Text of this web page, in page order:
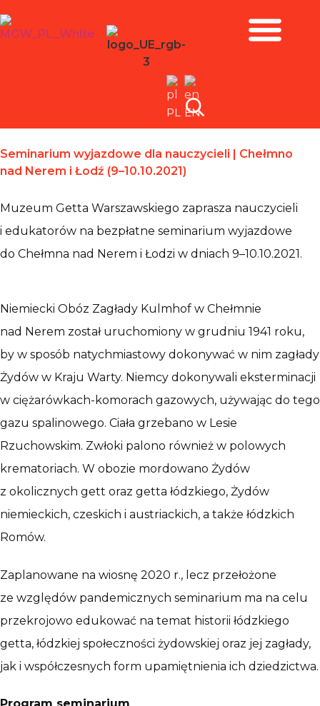
PL EN
Seminarium wyjazdowe dla nauczycieli | Chełmno
nad Nerem i Łodź (9–10.10.2021)
Muzeum Getta Warszawskiego zaprasza nauczycieli
i edukatorów na bezpłatne seminarium wyjazdowe
do Chełmna nad Nerem i Łodzi w dniach 9–10.10.2021.
Niemiecki Obóz Zagłady Kulmhof w Chełmnie
nad Nerem został uruchomiony w grudniu 1941 roku,
by w sposób natychmiastowy dokonywać w nim zagłady
Żydów w Kraju Warty. Niemcy dokonywali eksterminacji
w ciężarówkach-komorach gazowych, używając do tego
gazu spalinowego. Ciała grzebano w Lesie
Rzuchowskim. Zwłoki palono również w polowych
krematoriach. W obozie mordowano Żydów
z okolicznych gett oraz getta łódzkiego, Żydów
niemieckich, czeskich i austriackich, a także łódzkich
Romów.
Zaplanowane na wiosnę 2020 r., lecz przełożone
ze względów pandemicznych seminarium ma na celu
przekrojowo edukować na temat historii łódzkiego
getta, łódzkiej społeczności żydowskiej oraz jej zagłady,
jak i współczesnych form upamiętnienia ich dziedzictwa.